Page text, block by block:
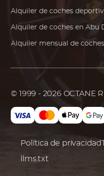
Alquiler de coches
Alquiler de coches en Abu
Alquiler mensual de
© 1999 - 2026 OCTANE
Política de privacidad
llms.txt